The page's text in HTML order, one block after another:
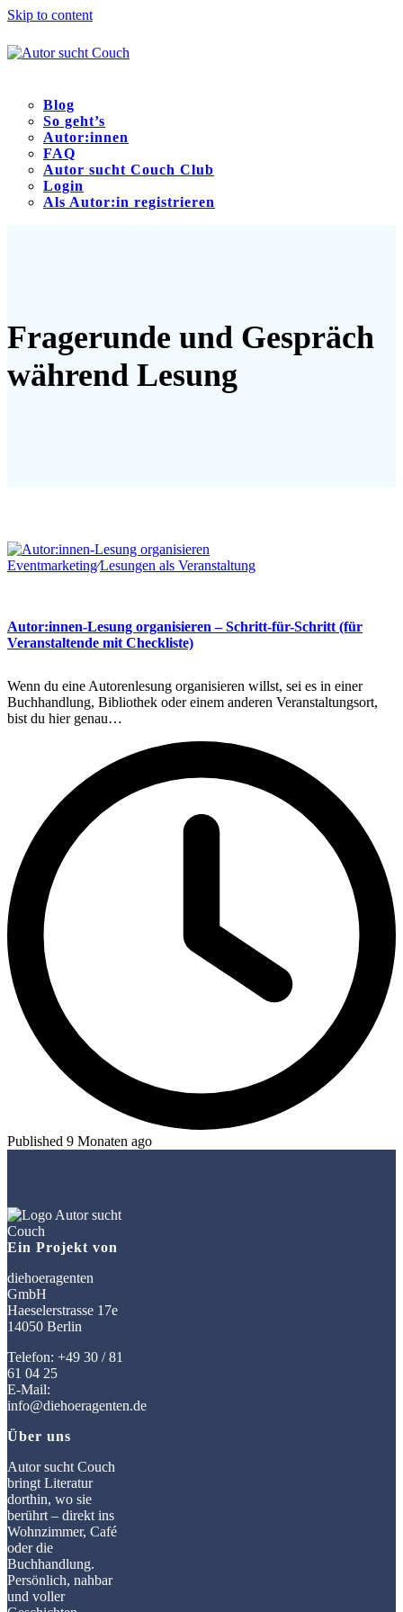
Skip to content
Blog
So geht’s
Autor:innen
FAQ
Autor sucht Couch Club
Login
Als Autor:in registrieren
Fragerunde und Gespräch
während Lesung
Eventmarketing∕Lesungen als Veranstaltung
Autor:innen-Lesung organisieren – Schritt-für-Schritt (für
Veranstaltende mit Checkliste)
Wenn du eine Autorenlesung organisieren willst, sei es in einer
Buchhandlung, Bibliothek oder einem anderen Veranstaltungsort,
bist du hier genau…
Published 9 Monaten ago
Ein Projekt von
diehoeragenten
GmbH
Haeselerstrasse 17e
14050 Berlin
Telefon: +49 30 / 81
61 04 25
E-Mail:
info@diehoeragenten.de
Über uns
Autor sucht Couch
bringt Literatur
dorthin, wo sie
berührt – direkt ins
Wohnzimmer, Café
oder die
Buchhandlung.
Persönlich, nahbar
und voller